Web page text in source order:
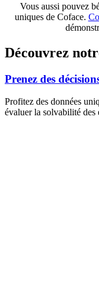
Vous aussi pouvez
uniques de Coface.
Découvrez
Prenez des
Profitez des données
évaluer la solvabilité des